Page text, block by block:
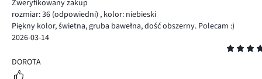
Zweryfikowany zakup
rozmiar: 36 (odpowiedni) , kolor: niebieski
Piękny kolor, świetna, gruba bawełna, dość obszerny. Polecam :)
2026-03-14
5
DOROTA